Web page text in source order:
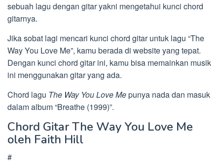
sebuah lagu dengan gitar yakni mengetahui kunci chord
gitarnya.
Jika sobat lagi mencari kunci chord gitar untuk lagu “The
Way You Love Me”, kamu berada di website yang tepat.
Dengan kunci chord gitar ini, kamu bisa memainkan musik
ini menggunakan gitar yang ada.
Chord lagu The Way You Love Mepunya nada dan masuk
dalam album “Breathe (1999)”.
Chord Gitar The Way You Love Me
oleh Faith Hill
#